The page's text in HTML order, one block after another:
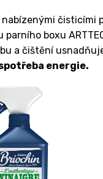
čisticími
boxu
a čištění
energie.